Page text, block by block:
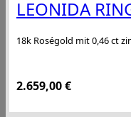
LEONIDA
18k Roségold mit 0,46 ct
2.659,00€